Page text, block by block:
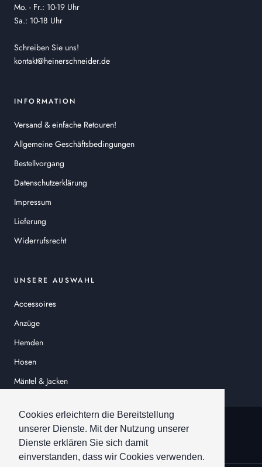
Cookies erleichtern die Bereitstellung
unserer Dienste. Mit der Nutzung unserer
Dienste erklären Sie sich damit
einverstanden, dass wir Cookies verwenden.
Mo. - Fr.: 10-19 Uhr
Sa.: 10-18 Uhr
Schreiben Sie uns!
kontakt@heinerschneider.de
INFORMATION
Versand & einfache Retouren!
Allgemeine Geschäftsbedingungen
Bestellvorgang
Datenschutzerklärung
Impressum
Lieferung
Widerrufsrecht
UNSERE AUSWAHL
Accessoires
Anzüge
Hemden
Hosen
Mäntel & Jacken
© HEINER SCHNEIDER